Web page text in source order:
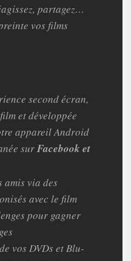
partagez…
vos films
second écran,
et développée
appareil Android
surFacebook et
amis via des
avec le film
pour gagner
de vos DVDs et Blu-